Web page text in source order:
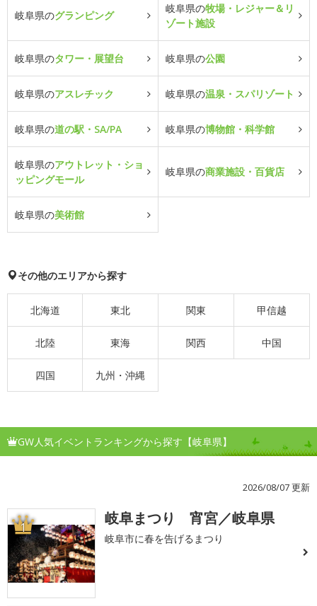
岐阜県のグランピング
岐阜県の牧場・レジャー＆リ
ゾート施設
岐阜県のタワー・展望台 岐阜県の公園
岐阜県のアスレチック 岐阜県の温泉・スパリゾート
岐阜県の道の駅・SA/PA 岐阜県の博物館・科学館
岐阜県のアウトレット・ショ
ッピングモール
岐阜県の商業施設・百貨店
岐阜県の美術館
その他のエリアから探す
北海道 東北 関東 甲信越
北陸 東海 関西 中国
四国 九州・沖縄
GW人気イベントランキングから探す【岐阜県】
2026/08/07 更新
1 岐阜まつり 宵宮／岐阜県
岐阜市に春を告げるまつり